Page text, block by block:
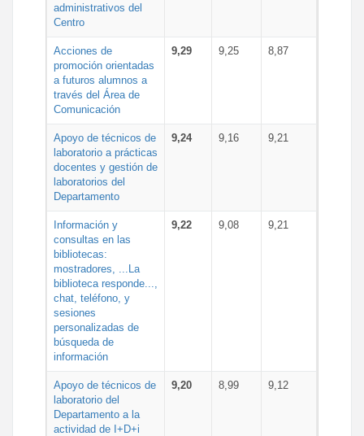
administrativos del
Centro
Acciones de
promoción orientadas
a futuros alumnos a
través del Área de
Comunicación
9,29 9,25 8,87
Apoyo de técnicos de
laboratorio a prácticas
docentes y gestión de
laboratorios del
Departamento
9,24 9,16 9,21
Información y
consultas en las
bibliotecas:
mostradores, ...La
biblioteca responde...,
chat, teléfono, y
sesiones
personalizadas de
búsqueda de
información
9,22 9,08 9,21
Apoyo de técnicos de
laboratorio del
Departamento a la
actividad de I+D+i
9,20 8,99 9,12